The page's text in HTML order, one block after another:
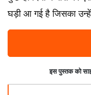
घड़ी आ गई है जिसका
इस पुस्तक को